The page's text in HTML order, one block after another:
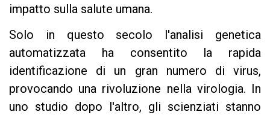
impatto sulla salute umana.
Solo in questo secolo l'analisi genetica
automatizzata ha consentito la rapida
identificazione di un gran numero di virus,
provocando una rivoluzione nella virologia. In
uno studio dopo l'altro, gli scienziati stanno